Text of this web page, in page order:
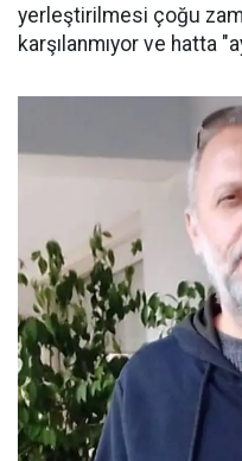
yerleştirilmesi çoğu
karşılanmıyor ve hatta